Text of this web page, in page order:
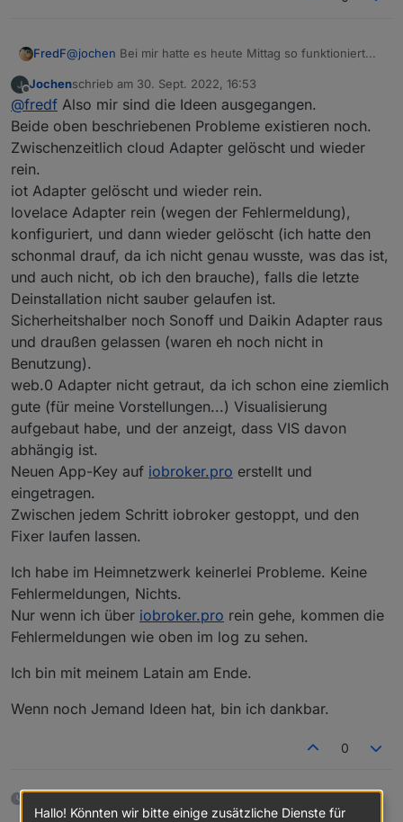
::ffff:192.168.123.196 iot
FredF@jochen Bei mir hatte es heute Mittag so funktioniert...
Offline
Jochenschrieb am 30. Sept. 2022, 16:53
zuletzt editiert von
@fredf Also mir sind die Ideen ausgegangen.
Beide oben beschriebenen Probleme existieren noch.
Zwischenzeitlich cloud Adapter gelöscht und wieder
rein.
iot Adapter gelöscht und wieder rein.
lovelace Adapter rein (wegen der Fehlermeldung),
konfiguriert, und dann wieder gelöscht (ich hatte den
schonmal drauf, da ich nicht genau wusste, was das ist,
und auch nicht, ob ich den brauche), falls die letzte
Deinstallation nicht sauber gelaufen ist.
Sicherheitshalber noch Sonoff und Daikin Adapter raus
und draußen gelassen (waren eh noch nicht in
Benutzung).
web.0 Adapter nicht getraut, da ich schon eine ziemlich
gute (für meine Vorstellungen...) Visualisierung
aufgebaut habe, und der anzeigt, dass VIS davon
abhängig ist.
Neuen App-Key auf iobroker.pro erstellt und
eingetragen.
Zwischen jedem Schritt iobroker gestoppt, und den
Fixer laufen lassen.
Ich habe im Heimnetzwerk keinerlei Probleme. Keine
Fehlermeldungen, Nichts.
Nur wenn ich über iobroker.pro rein gehe, kommen die
Fehlermeldungen wie oben im log zu sehen.
Ich bin mit meinem Latain am Ende.
Wenn noch Jemand Ideen hat, bin ich dankbar.
0
12 Tagen später
Hallo! Könnten wir bitte einige zusätzliche Dienste für